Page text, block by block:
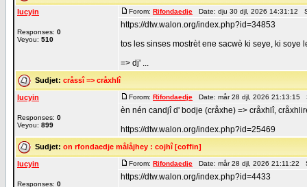
lucyin
Responses: 0
Veyou: 510
Forom: Rifondaedje Date: dju 30 djl, 2026 14:31:12
https://dtw.walon.org/index.php?id=34853
tos les sinses mostrèt ene sacwè ki seye, ki soye
=> dj' ...
Sudjet: cråssî => cråxhlî
lucyin
Responses: 0
Veyou: 899
Forom: Rifondaedje Date: mår 28 djl, 2026 21:13:15
èn nén candjî d' bodje (cråxhe) => cråxhlî,
https://dtw.walon.org/index.php?id=25469
Sudjet: on rfondaedje målåjhey : cojhî [coffin]
lucyin
Responses: 0
Forom: Rifondaedje Date: mår 28 djl, 2026 21:11:22
https://dtw.walon.org/index.php?id=4433